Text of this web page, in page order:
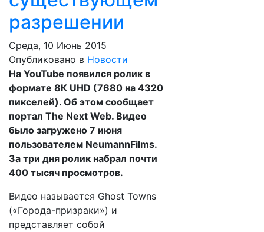
разрешении
Среда, 10 Июнь 2015
Опубликовано в Новости
На YouTube появился ролик в
формате 8К UHD (7680 на 4320
пикселей). Об этом сообщает
портал The Next Web. Видео
было загружено 7 июня
пользователем NeumannFilms.
За три дня ролик набрал почти
400 тысяч просмотров.
Видео называется Ghost Towns
(«Города-призраки») и
представляет собой